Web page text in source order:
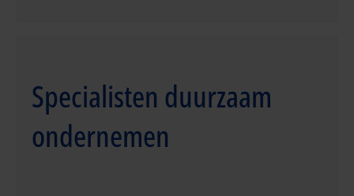
Specialisten duurzaam
ondernemen